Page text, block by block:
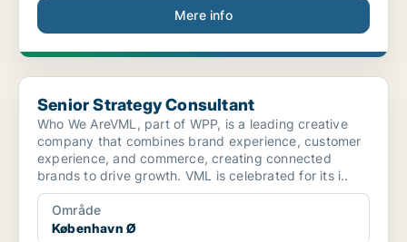
Mere info
Senior Strategy Consultant
Senior Strategy Consultant
Who We AreVML, part of WPP, is a leading creative
company that combines brand experience, customer
experience, and commerce, creating connected
brands to drive growth. VML is celebrated for its i..
Område
København Ø